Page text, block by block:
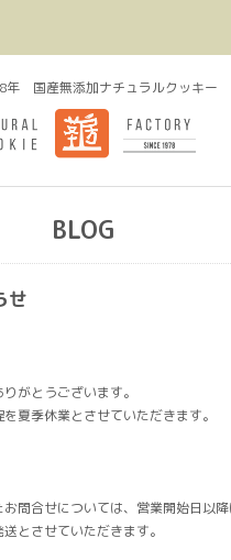
年 国産無添加ナチュラルクッキー
BLOG
せ
がとうございます。
夏季休業とさせていただきます。
問合せについては、営業開始日以降
とさせていただきます。